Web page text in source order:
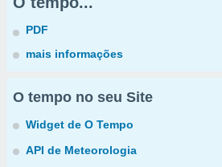
PDF
mais informações
O tempo no seu Site
Widget de O Tempo
API de Meteorologia